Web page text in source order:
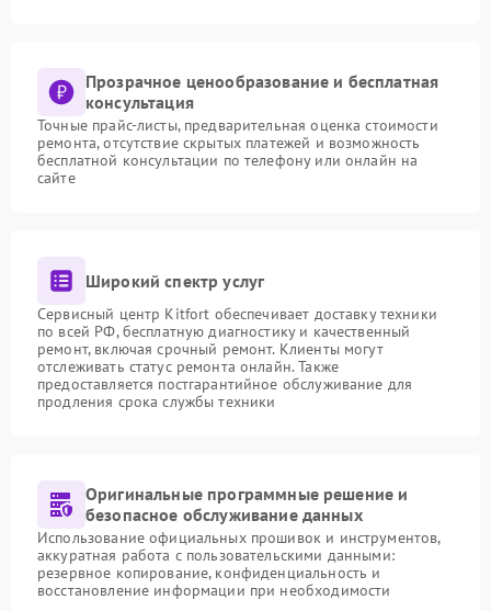
Прозрачное ценообразование и бесплатная
консультация
Точные прайс-листы, предварительная оценка стоимости
ремонта, отсутствие скрытых платежей и возможность
бесплатной консультации по телефону или онлайн на
сайте
Широкий спектр услуг
Сервисный центр Kitfort обеспечивает доставку техники
по всей РФ, бесплатную диагностику и качественный
ремонт, включая срочный ремонт. Клиенты могут
отслеживать статус ремонта онлайн. Также
предоставляется постгарантийное обслуживание для
продления срока службы техники
Оригинальные программные решение и
безопасное обслуживание данных
Использование официальных прошивок и инструментов,
аккуратная работа с пользовательскими данными:
резервное копирование, конфиденциальность и
восстановление информации при необходимости